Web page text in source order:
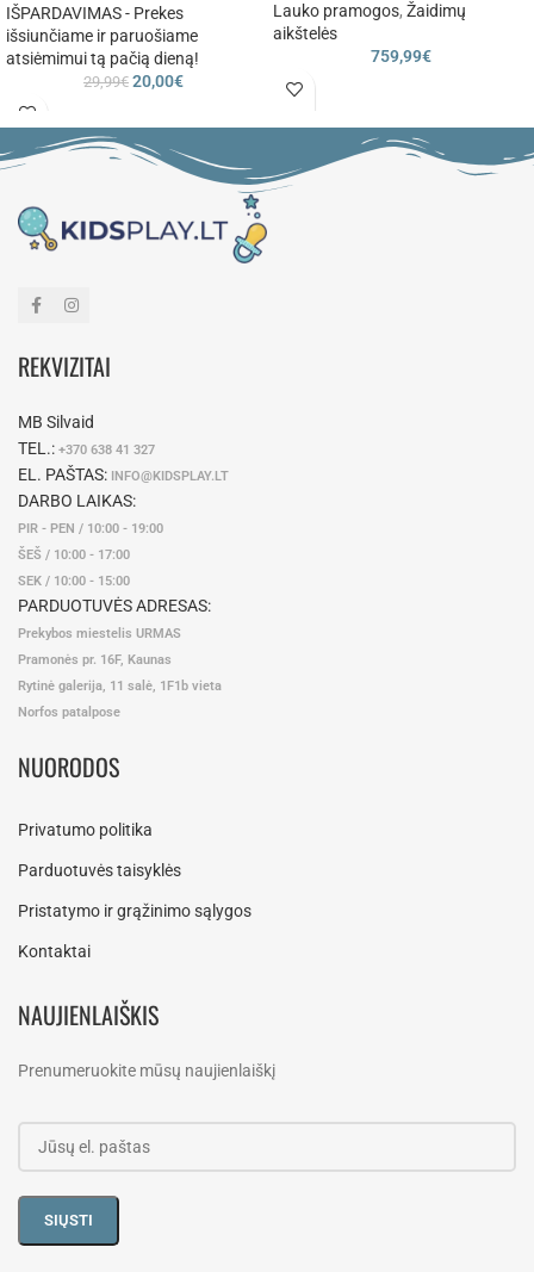
IŠPARDAVIMAS - Prekes
išsiunčiame ir paruošiame
atsiėmimui tą pačią dieną!
29,99€ 20,00€
Lauko pramogos, Žaidimų
aikštelės
759,99€
REKVIZITAI
MB Silvaid
TEL.: +370 638 41 327
EL. PAŠTAS: INFO@KIDSPLAY.LT
DARBO LAIKAS:
PIR - PEN / 10:00 - 19:00
ŠEŠ / 10:00 - 17:00
SEK / 10:00 - 15:00
PARDUOTUVĖS ADRESAS:
Prekybos miestelis URMAS
Pramonės pr. 16F, Kaunas
Rytinė galerija, 11 salė, 1F1b vieta
Norfos patalpose
NUORODOS
Privatumo politika
Parduotuvės taisyklės
Pristatymo ir grąžinimo sąlygos
Kontaktai
NAUJIENLAIŠKIS
Prenumeruokite mūsų naujienlaiškį